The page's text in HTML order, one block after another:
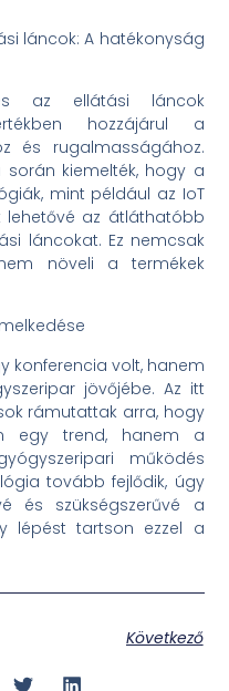
láncok: A hatékonyság
az ellátási láncok
hozzájárul a
és rugalmasságához.
során kiemelték, hogy a
mint például az IoT
lehetővé az átláthatóbb
láncokat. Ez nemcsak
növeli a termékek
konferencia volt, hanem
jövőjébe. Az itt
rámutattak arra, hogy
egy trend, hanem a
működés
tovább fejlődik, úgy
és szükségszerűvé a
lépést tartson ezzel a
Következő